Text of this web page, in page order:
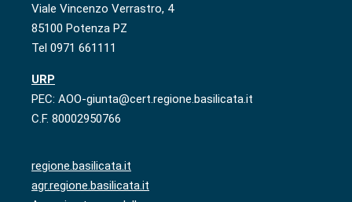
Viale Vincenzo Verrastro, 4
85100 Potenza PZ
Tel 0971 661111
URP
PEC: AOO-giunta@cert.regione.basilicata.it
C.F. 80002950766
regione.basilicata.it
agr.regione.basilicata.it